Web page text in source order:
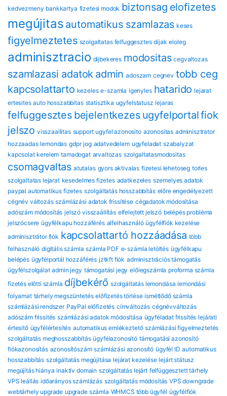
kedvezmeny bankkartya fizetesi modok biztonsag eloﬁzetes
megújitas automatikus szamlazas keses
figyelmeztetes szolgaltatas felfuggesztes dijak eloleg
adminisztracio dijbekeres modositas cegvaltozas
szamlazasi adatok admin adoszam cegnev tobb ceg
kapcsolattarto kezeles e-szamla igenyles hatarido lejarat
ertesites auto hosszabbitas statisztika ugyfelstatusz lejaras
felfuggesztes bejelentkezes ugyfelportalfiok
jelszo visszaallitas support ugyfel azonosito azonositas adminisztrator
hozzaadas lemondas gdpr jog adatvedelem ugyfeladat szabalyzat
kapcsolat kerelem tamadogat arvaltozas szolgaltatasmodositas
csomagvaltas atutalas gyors aktivalas fizetesi lehetoseg torles
szolgaltatas lejarat kesedelmes fizetes adatkezeles szemelyes adatok
paypal automatikus fizetes szolgáltatás hosszabbítás előre engedélyezett
cégnév változás számlázási adatok frissítése cégadatok módosítása
adószám módosítás jelszó visszaállítás elfelejtett jelszó belépés probléma
jelszócsere ügyfélkapu hozzáférés alfelhasználó ügyfélfiók kezelése
adminisztrátor fiók kapcsolattartó hozzáadása több
felhasználó digitális számla számla PDF e-számla letöltés ügyfélkapu
belépés ügyfélportál hozzáférés jztkft fiók adminisztrációs támogatás
ügyfélszolgálat admin jegy támogatási jegy előlegszámla proforma számla
fizetés előtti számla díjbekérő szolgáltatás lemondása lemondási
folyamat tárhely megszüntetés előfizetés törlése ismétlődő számla
számlázási rendszer PayPal előfizetés címváltozás cégnévváltozás
adószám frissítés számlázási adatok módosítása ügyféladat frissítés lejárati
értesítő ügyfélértesítés automatikus emlékeztető számlázási figyelmeztetés
szolgáltatás meghosszabbítás ügyfélazonosító támogatási azonosító
fiókazonosítás azonosítószám számlázási azonosító ügyfél ID automatikus
hosszabbítás szolgáltatás megújítása lejárat kezelése lejárt státusz
megújítás hiánya inaktív domain szolgáltatás lejárt felfüggesztett tárhely
VPS leállás időarányos számlázás szolgáltatás módosítás VPS downgrade
webtárhely upgrade upgrade számla WHMCS több ügyfél ügyfélfiók